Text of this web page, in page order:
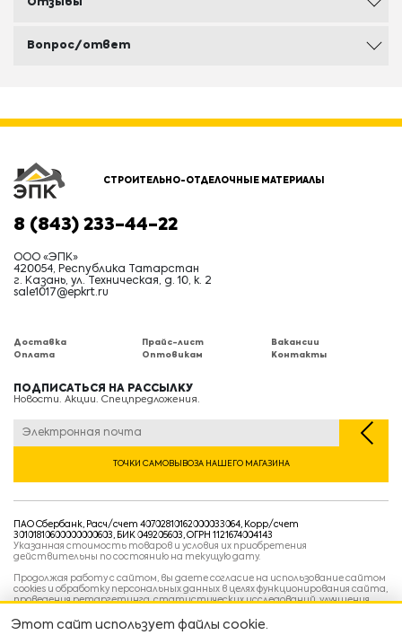
Отзывы
Вопрос/ответ
СТРОИТЕЛЬНО-ОТДЕЛОЧНЫЕ МАТЕРИАЛЫ
8 (843) 233-44-22
ООО «ЭПК»
420054, Республика Татарстан
г. Казань, ул. Техническая, д. 10, к. 2
sale1017@epkrt.ru
Доставка
Оплата
Прайс-лист
Оптовикам
Вакансии
Контакты
ПОДПИСАТЬСЯ НА РАССЫЛКУ
Новости. Акции. Спецпредложения.
ТОЧКИ САМОВЫВОЗА НАШЕГО МАГАЗИНА
ПАО Сбербанк, Расч/счет 40702810162000033064, Корр/счет
30101810600000000603, БИК 049205603, ОГРН 1121674004143
Указанная стоимость товаров и условия их приобретения
действительны по состоянию на текущую дату.
Продолжая работу с сайтом, вы даете согласие на использование сайтом
cookies и обработку персональных данных в целях функционирования сайта,
проведения ретаргетинга, статистических исследований, улучшения
ваших предпочтений и интересов.
Политика конфиденциальности
Этот сайт использует файлы cookie.